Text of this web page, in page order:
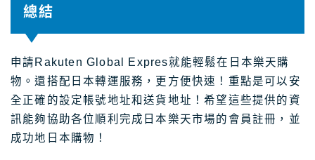
總結
申請Rakuten Global Expres就能輕鬆在日本樂天購
物。還搭配日本轉運服務，更方便快速！重點是可以安
全正確的設定帳號地址和送貨地址！希望這些提供的資
訊能夠協助各位順利完成日本樂天市場的會員註冊，並
成功地日本購物！